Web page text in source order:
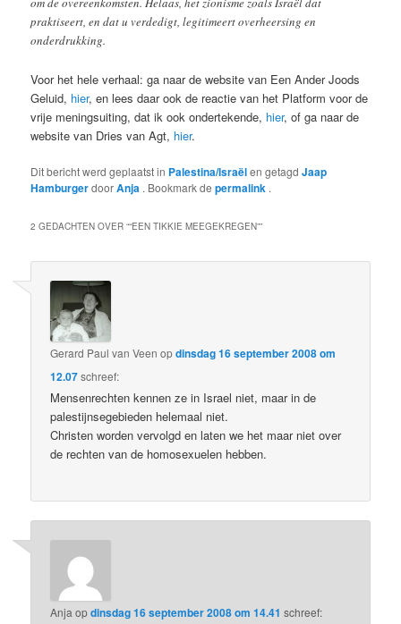
praktiseert, en dat u verdedigt, legitimeert overheersing en
onderdrukking.
Voor het hele verhaal: ga naar de website van Een Ander Joods
Geluid, hier, en lees daar ook de reactie van het Platform voor de
vrije meningsuiting, dat ik ook ondertekende, hier, of ga naar de
website van Dries van Agt, hier.
Dit bericht werd geplaatst in Palestina/Israëlen getagdJaap
HamburgerdoorAnja . Bookmark depermalink .
2 GEDACHTEN OVER ““EEN TIKKIE MEEGEKREGEN””
Gerard Paul van Veen opdinsdag 16 september 2008 om
12.07schreef:
Mensenrechten kennen ze in Israel niet, maar in de
palestijnsegebieden helemaal niet.
Christen worden vervolgd en laten we het maar niet over
de rechten van de homosexuelen hebben.
Anja opdinsdag 16 september 2008 om 14.41 schreef: